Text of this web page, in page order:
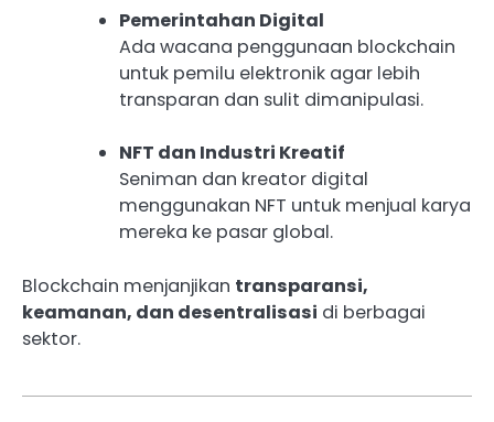
Pemerintahan Digital
Ada wacana penggunaan blockchain
untuk pemilu elektronik agar lebih
transparan dan sulit dimanipulasi.
NFT dan Industri Kreatif
Seniman dan kreator digital
menggunakan NFT untuk menjual karya
mereka ke pasar global.
Blockchain menjanjikan transparansi,
keamanan, dan desentralisasi di berbagai
sektor.